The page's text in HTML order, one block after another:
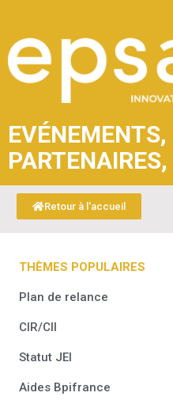
EVÉNEMENTS,
PARTENAIRES,
Retour à l'accueil
THÈMES POPULAIRES
Plan de relance
CIR/CII
Statut JEI
Aides Bpifrance